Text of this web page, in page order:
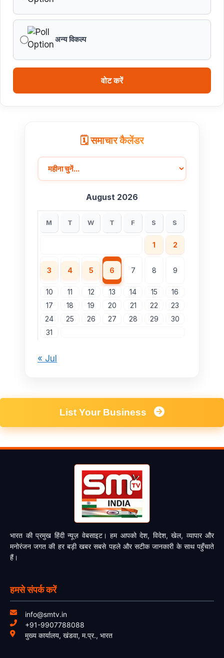
अन्य विकल्प
वोट करें
🗓️ समाचार कैलेंडर
August 2026
M T W T F S S
1 2
3 4 5 6 7 8 9
10 11 12 13 14 15
16
17
18 19 20 21 22
23
24
25 26 27 28 29
30
31
« Jul
List Your Business
भारत की प्रमुख हिंदी न्यूज़ वेबसाइट। हम आपको देश, विदेश, खेल, व्यापार और
मनोरंजन जगत की हर बड़ी खबर सबसे पहले और सटीक जानकारी के साथ पहुँचाते
हैं।
हमसे संपर्क करें
info@smtv.in
+91-9907788088
मुख्य कार्यालय, खंडवा, म.प्र., भारत